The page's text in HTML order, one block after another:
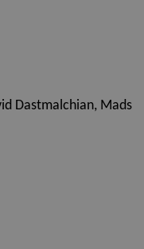
Dastmalchian, Mads